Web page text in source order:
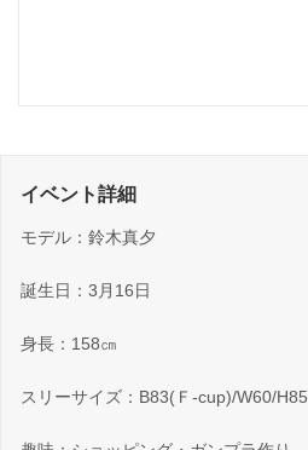
イベント詳細
モデル：鈴木真夕
誕生日：3月16日
身長：158㎝
スリーサイズ：B83(Ｆ-cup)/W60/H85